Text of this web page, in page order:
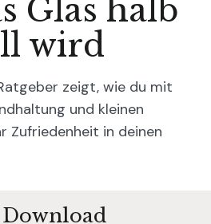
Glas halb
wird
zeigt, wie du mit
und kleinen
Zufriedenheit in deinen